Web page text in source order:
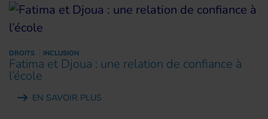
DROITS INCLUSION
Fatima et Djoua : une relation de confiance à
l’école
EN SAVOIR PLUS